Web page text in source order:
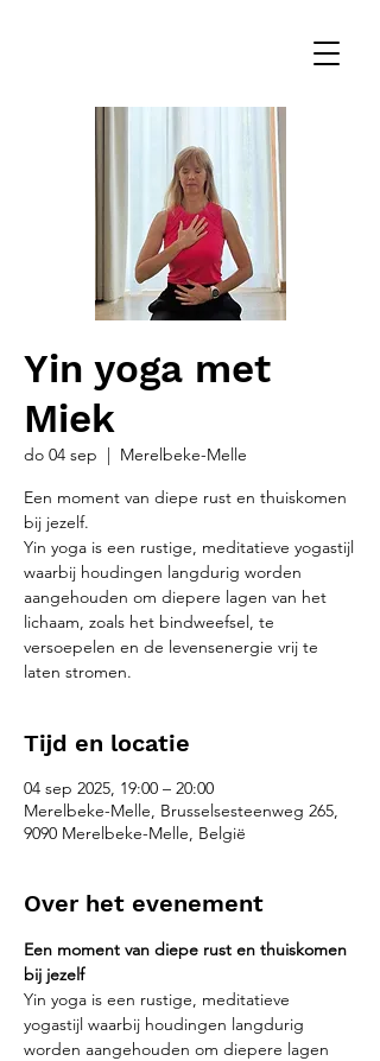
Yin yoga met
Miek
do 04 sep
  |
Merelbeke-Melle
Een moment van diepe rust en thuiskomen
bij jezelf.
Yin yoga is een rustige, meditatieve yogastijl
waarbij houdingen langdurig worden
aangehouden om diepere lagen van het
lichaam, zoals het bindweefsel, te
versoepelen en de levensenergie vrij te
laten stromen.
Tijd en locatie
04 sep 2025, 19:00 – 20:00
Merelbeke-Melle, Brusselsesteenweg 265,
9090 Merelbeke-Melle, België
Over het evenement
Een moment van diepe rust en thuiskomen
bij jezelf
Yin yoga is een rustige, meditatieve
yogastijl waarbij houdingen langdurig
worden aangehouden om diepere lagen